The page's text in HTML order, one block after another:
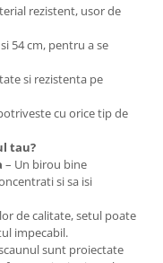
rezistent, usor de
54 cm, pentru a se
si rezistenta pe
cu orice tip de
tau?
– Un birou bine
si sa isi
de calitate, setul poate
impecabil.
sunt proiectate